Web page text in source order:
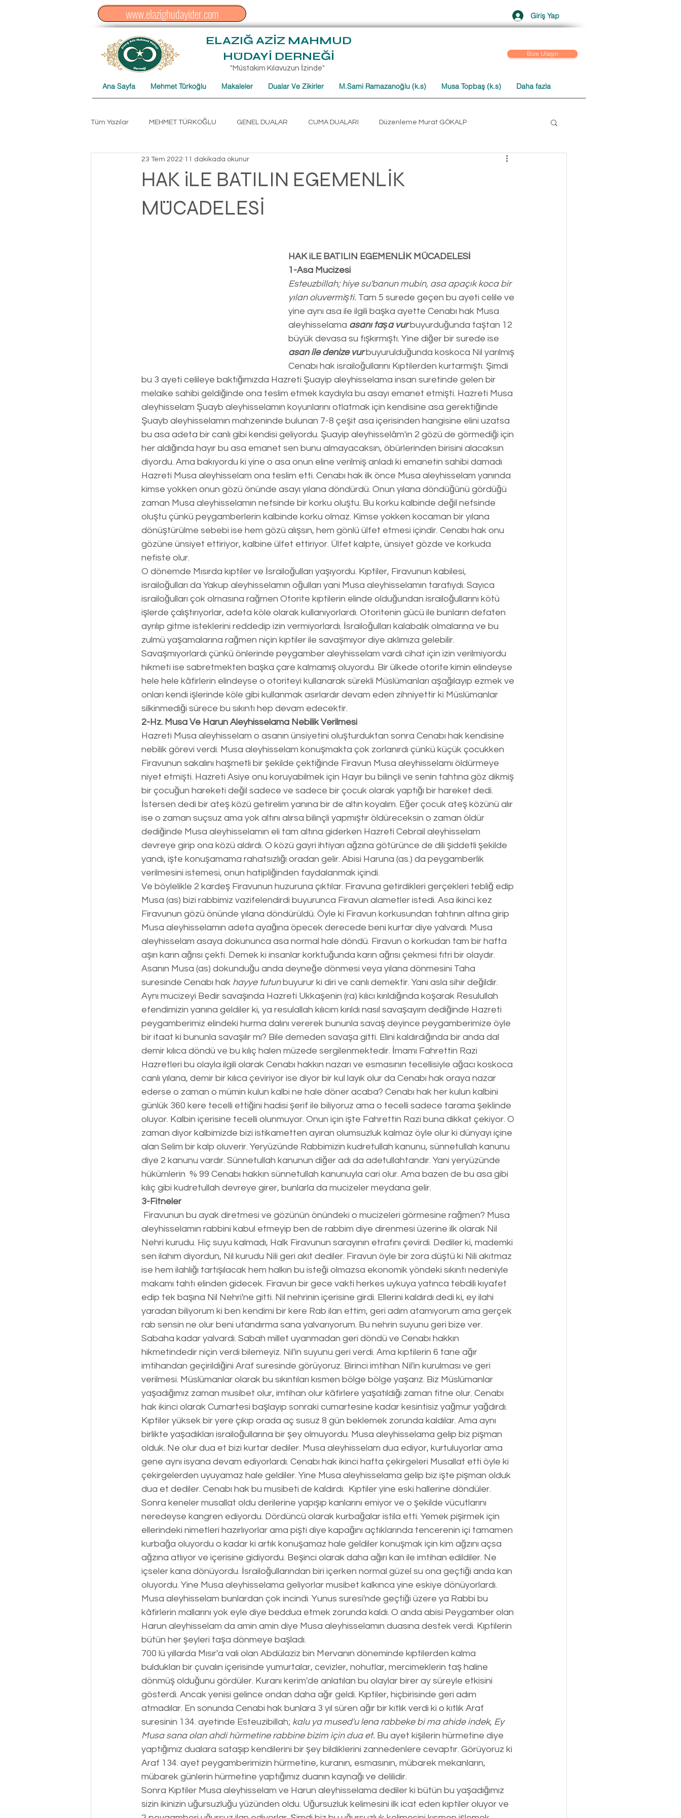
ELAZIĞ AZİZ MAHMUD
HÜDAYİ DERNEĞİ
"Müstakim Kılavuzun İzinde"
Bize Ulaşın
www.elazighudayider.com Giriş Yap
Ana Sayfa Mehmet Türkoğlu Makaleler Dualar Ve Zikirler M.Sami Ramazanoğlu (k.s) Musa Topbaş (k.s) Daha fazla
Tüm Yazılar MEHMET TÜRKOĞLU GENEL DUALAR CUMA DUALARI Düzenleme Murat GÖKALP
Düzenleme Hasan AKPINAR Cumartesi Sohbet Derlemeleri
ŞİHABU'L-HÜDAYİ
HAK iLE BATILIN EGEMENLİK
MÜCADELESİ
23 Tem 2022 11 dakikada okunur
HAK iLE BATILIN EGEMENLİK MÜCADELESİ
1-Asa Mucizesi
Esteuzbillah; hiye su'banun mubin, asa apaçık koca bir
yılan oluvermişti. Tam 5 surede geçen bu ayeti celile ve
yine aynı asa ile ilgili başka ayette Cenabı hak Musa
aleyhisselama asanı taşa vur buyurduğunda taştan 12
büyük devasa su fışkırmıştı. Yine diğer bir surede ise
asan ile denize vur buyurulduğunda koskoca Nil yarılmış
Cenabı hak israiloğullarını Kıptilerden kurtarmıştı. Şimdi
bu 3 ayeti celileye baktığımızda Hazreti Şuayip aleyhisselama insan suretinde gelen bir
melaike sahibi geldiğinde ona teslim etmek kaydıyla bu asayı emanet etmişti. Hazreti Musa
aleyhisselam Şuayb aleyhisselamın koyunlarını otlatmak için kendisine asa gerektiğinde
Şuayb aleyhisselamın mahzeninde bulunan 7-8 çeşit asa içerisinden hangisine elini uzatsa
bu asa adeta bir canlı gibi kendisi geliyordu. Şuayip aleyhisselâm'ın 2 gözü de görmediği için
her aldığında hayır bu asa emanet sen bunu almayacaksın, öbürlerinden birisini alacaksın
diyordu. Ama bakıyordu ki yine o asa onun eline verilmiş anladı ki emanetin sahibi damadı
Hazreti Musa aleyhisselam ona teslim etti. Cenabı hak ilk önce Musa aleyhisselam yanında
kimse yokken onun gözü önünde asayı yılana döndürdü. Onun yılana döndüğünü gördüğü
zaman Musa aleyhisselamın nefsinde bir korku oluştu. Bu korku kalbinde değil nefsinde
oluştu çünkü peygamberlerin kalbinde korku olmaz. Kimse yokken kocaman bir yılana
dönüştürülme sebebi ise hem gözü alışsın, hem gönlü ülfet etmesi içindir. Cenabı hak onu
gözüne ünsiyet ettiriyor, kalbine ülfet ettiriyor. Ülfet kalpte, ünsiyet gözde ve korkuda
nefiste olur.
O dönemde Mısırda kıptiler ve İsrailoğulları yaşıyordu. Kıptiler, Firavunun kabilesi,
israiloğulları da Yakup aleyhisselamın oğulları yani Musa aleyhisselamın tarafıydı. Sayıca
israiloğulları çok olmasına rağmen Otorite kıptilerin elinde olduğundan israiloğullarını kötü
işlerde çalıştırıyorlar, adeta köle olarak kullanıyorlardı. Otoritenin gücü ile bunların defaten
ayrılıp gitme isteklerini reddedip izin vermiyorlardı. İsrailoğulları kalabalık olmalarına ve bu
zulmü yaşamalarına rağmen niçin kıptiler ile savaşmıyor diye aklımıza gelebilir.
Savaşmıyorlardı çünkü önlerinde peygamber aleyhisselam vardı cihat için izin verilmiyordu
hikmeti ise sabretmekten başka çare kalmamış oluyordu. Bir ülkede otorite kimin elindeyse
hele hele kâfirlerin elindeyse o otoriteyi kullanarak sürekli Müslümanları aşağılayıp ezmek ve
onları kendi işlerinde köle gibi kullanmak asırlardır devam eden zihniyettir ki Müslümanlar
silkinmediği sürece bu sıkıntı hep devam edecektir.
2-Hz. Musa Ve Harun Aleyhisselama Nebilik Verilmesi
Hazreti Musa aleyhisselam o asanın ünsiyetini oluşturduktan sonra Cenabı hak kendisine
nebilik görevi verdi. Musa aleyhisselam konuşmakta çok zorlanırdı çünkü küçük çocukken
Firavunun sakalını haşmetli bir şekilde çektiğinde Firavun Musa aleyhisselamı öldürmeye
niyet etmişti. Hazreti Asiye onu koruyabilmek için Hayır bu bilinçli ve senin tahtına göz dikmiş
bir çocuğun hareketi değil sadece ve sadece bir çocuk olarak yaptığı bir hareket dedi.
İstersen dedi bir ateş közü getirelim yanına bir de altın koyalım. Eğer çocuk ateş közünü alır
ise o zaman suçsuz ama yok altını alırsa bilinçli yapmıştır öldüreceksin o zaman öldür
dediğinde Musa aleyhisselamın eli tam altına giderken Hazreti Cebrail aleyhisselam
devreye girip ona közü aldırdı. O közü gayri ihtiyarı ağzına götürünce de dili şiddetli şekilde
yandı, işte konuşamama rahatsızlığı oradan gelir. Abisi Haruna (as.) da peygamberlik
verilmesini istemesi, onun hatipliğinden faydalanmak içindi.
Ve böylelikle 2 kardeş Firavunun huzuruna çıktılar. Firavuna getirdikleri gerçekleri tebliğ edip
Musa (as) bizi rabbimiz vazifelendirdi buyurunca Firavun alametler istedi. Asa ikinci kez
Firavunun gözü önünde yılana döndürüldü. Öyle ki Firavun korkusundan tahtının altına girip
Musa aleyhisselamın adeta ayağına öpecek derecede beni kurtar diye yalvardı. Musa
aleyhisselam asaya dokununca asa normal hale döndü. Firavun o korkudan tam bir hafta
aşırı karın ağrısı çekti. Demek ki insanlar korktuğunda karın ağrısı çekmesi fıtri bir olaydır.
Asanın Musa (as) dokunduğu anda deyneğe dönmesi veya yılana dönmesini Taha
suresinde Cenabı hak hayye tutun buyurur ki diri ve canlı demektir. Yani asla sihir değildir.
Aynı mucizeyi Bedir savaşında Hazreti Ukkaşenin (ra) kılıcı kırıldığında koşarak Resulullah
efendimizin yanına geldiler ki, ya resulallah kılıcım kırıldı nasıl savaşayım dediğinde Hazreti
peygamberimiz elindeki hurma dalını vererek bununla savaş deyince peygamberimize öyle
bir itaat ki bununla savaşılır mı? Bile demeden savaşa gitti. Elini kaldırdığında bir anda dal
demir kılıca döndü ve bu kılıç halen müzede sergilenmektedir. İmamı Fahrettin Razi
Hazretleri bu olayla ilgili olarak Cenabı hakkın nazarı ve esmasının tecellisiyle ağacı koskoca
canlı yılana, demir bir kılıca çeviriyor ise diyor bir kul layık olur da Cenabı hak oraya nazar
ederse o zaman o mümin kulun kalbi ne hale döner acaba? Cenabı hak her kulun kalbini
günlük 360 kere tecelli ettiğini hadisi şerif ile biliyoruz ama o tecelli sadece tarama şeklinde
oluyor. Kalbin içerisine tecelli olunmuyor. Onun için işte Fahrettin Razi buna dikkat çekiyor. O
zaman diyor kalbimizde bizi istikametten ayıran olumsuzluk kalmaz öyle olur ki dünyayı içine
alan Selim bir kalp oluverir. Yeryüzünde Rabbimizin kudretullah kanunu, sünnetullah kanunu
diye 2 kanunu vardır. Sünnetullah kanunun diğer adı da adetullahtandır. Yani yeryüzünde
hükümlerin  % 99 Cenabı hakkın sünnetullah kanunuyla cari olur. Ama bazen de bu asa gibi
kılıç gibi kudretullah devreye girer, bunlarla da mucizeler meydana gelir.
3-Fitneler
aleyhisselamın rabbini kabul etmeyip ben de rabbim diye direnmesi üzerine ilk olarak Nil
Nehri kurudu. Hiç suyu kalmadı, Halk Firavunun sarayının etrafını çevirdi. Dediler ki, mademki
sen ilahım diyordun, Nil kurudu Nili geri akıt dediler. Firavun öyle bir zora düştü ki Nili akıtmaz
ise hem ilahlığı tartışılacak hem halkın bu isteği olmazsa ekonomik yöndeki sıkıntı nedeniyle
makamı tahtı elinden gidecek. Firavun bir gece vakti herkes uykuya yatınca tebdili kıyafet
edip tek başına Nil Nehri'ne gitti. Nil nehrinin içerisine girdi. Ellerini kaldırdı dedi ki, ey ilahi
yaradan biliyorum ki ben kendimi bir kere Rab ilan ettim, geri adım atamıyorum ama gerçek
rab sensin ne olur beni utandırma sana yalvarıyorum. Bu nehrin suyunu geri bize ver.
Sabaha kadar yalvardı. Sabah millet uyanmadan geri döndü ve Cenabı hakkın
hikmetindedir niçin verdi bilemeyiz. Nil'in suyunu geri verdi. Ama kıptilerin 6 tane ağır
imtihandan geçirildiğini Araf suresinde görüyoruz. Birinci imtihan Nil'in kurulması ve geri
verilmesi. Müslümanlar olarak bu sıkıntıları kısmen bölge bölge yaşarız. Biz Müslümanlar
yaşadığımız zaman musibet olur, imtihan olur kâfirlere yaşatıldığı zaman fitne olur. Cenabı
hak ikinci olarak Cumartesi başlayıp sonraki cumartesine kadar kesintisiz yağmur yağdırdı.
Kıptiler yüksek bir yere çıkıp orada aç susuz 8 gün beklemek zorunda kaldılar. Ama aynı
birlikte yaşadıkları israiloğullarına bir şey olmuyordu. Musa aleyhisselama gelip biz pişman
olduk. Ne olur dua et bizi kurtar dediler. Musa aleyhisselam dua ediyor, kurtuluyorlar ama
gene aynı isyana devam ediyorlardı. Cenabı hak ikinci hafta çekirgeleri Musallat etti öyle ki
çekirgelerden uyuyamaz hale geldiler. Yine Musa aleyhisselama gelip biz işte pişman olduk
dua et dediler. Cenabı hak bu musibeti de kaldırdı.  Kıptiler yine eski hallerine döndüler.
Sonra keneler musallat oldu derilerine yapışıp kanlarını emiyor ve o şekilde vücutlarını
neredeyse kangren ediyordu. Dördüncü olarak kurbağalar istila etti. Yemek pişirmek için
ellerindeki nimetleri hazırlıyorlar ama pişti diye kapağını açtıklarında tencerenin içi tamamen
kurbağa oluyordu o kadar ki artık konuşamaz hale geldiler konuşmak için kim ağzını açsa
ağzına atlıyor ve içerisine gidiyordu. Beşinci olarak daha ağırı kan ile imtihan edildiler. Ne
içseler kana dönüyordu. İsrailoğullarından biri içerken normal güzel su ona geçtiği anda kan
oluyordu. Yine Musa aleyhisselama geliyorlar musibet kalkınca yine eskiye dönüyorlardı.
Musa aleyhisselam bunlardan çok incindi. Yunus suresi'nde geçtiği üzere ya Rabbi bu
kâfirlerin mallarını yok eyle diye beddua etmek zorunda kaldı. O anda abisi Peygamber olan
Harun aleyhisselam da amin amin diye Musa aleyhisselamın duasına destek verdi. Kıptilerin
bütün her şeyleri taşa dönmeye başladı.
700 lü yıllarda Mısır'a vali olan Abdülaziz bin Mervanın döneminde kıptilerden kalma
buldukları bir çuvalın içerisinde yumurtalar, cevizler, nohutlar, mercimeklerin taş haline
dönmüş olduğunu gördüler. Kuranı kerim'de anlatılan bu olaylar birer ay süreyle etkisini
gösterdi. Ancak yenisi gelince ondan daha ağır geldi. Kıptiler, hiçbirisinde geri adım
atmadılar. En sonunda Cenabi hak bunlara 3 yıl süren ağır bir kıtlık verdi ki o kıtlık Araf
suresinin 134. ayetinde Esteuzibillah; kalu ya mused'u lena rabbeke bi ma ahide indek, Ey
Musa sana olan ahdi hürmetine rabbine bizim için dua et. Bu ayet kişilerin hürmetine diye
yaptığımız dualara sataşıp kendilerini bir şey bildiklerini zannedenlere cevaptır. Görüyoruz ki
Araf 134. ayet peygamberimizin hürmetine, kuranın, esmasının, mübarek mekanların,
mübarek günlerin hürmetine yaptığımız duanın kaynağı ve delilidir.
Sonra Kıptiler Musa aleyhisselam ve Harun aleyhisselama dediler ki bütün bu yaşadığımız
sizin ikinizin uğursuzluğu yüzünden oldu. Uğursuzluk kelimesini ilk icat eden kıptiler oluyor ve